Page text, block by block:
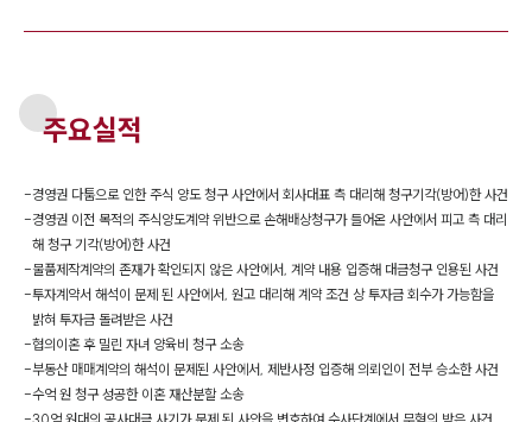
주요실적
-경영권 다툼으로 인한 주식 양도 청구 사안에서 회사대표 측 대리해 청구기각(방어)한 사건
-경영권 이전 목적의 주식양도계약 위반으로 손해배상청구가 들어온 사안에서 피고 측 대리
해 청구 기각(방어)한 사건
-물품제작계약의 존재가 확인되지 않은 사안에서, 계약 내용 입증해 대금청구 인용된 사건
-투자계약서 해석이 문제 된 사안에서, 원고 대리해 계약 조건 상 투자금 회수가 가능함을
밝혀 투자금 돌려받은 사건
-협의이혼 후 밀린 자녀 양육비 청구 소송
-부동산 매매계약의 해석이 문제된 사안에서, 제반사정 입증해 의뢰인이 전부 승소한 사건
-수억 원 청구 성공한 이혼 재산분할 소송